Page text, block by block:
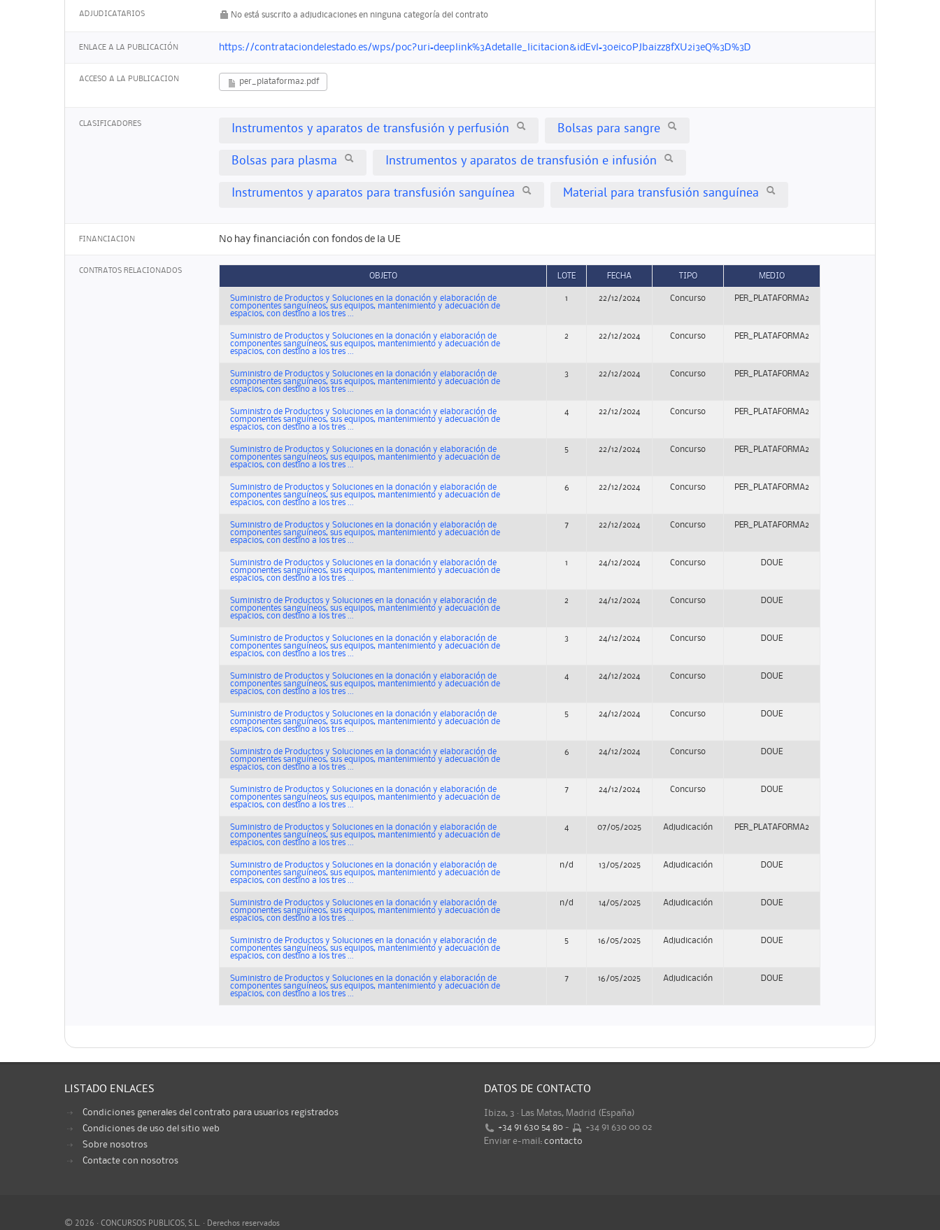
ADJUDICATARIOS No está suscrito a adjudicaciones en ninguna categoría del contrato
ENLACE A LA PUBLICACIÓN https://contrataciondelestado.es/wps/poc?uri=deeplink%3Adetalle_licitacion&idEvl=30eic0PJbaizz8fXU2i3eQ%3D%3D
ACCESO A LA PUBLICACION per_plataforma2.pdf
CLASIFICADORES Instrumentos y aparatos de transfusión y perfusión Bolsas para sangre
Bolsas para plasma Instrumentos y aparatos de transfusión e infusión
Instrumentos y aparatos para transfusión sanguínea Material para transfusión sanguínea
FINANCIACION No hay financiación con fondos de la UE
CONTRATOS RELACIONADOS
OBJETO LOTE FECHA TIPO MEDIO
Suministro de Productos y Soluciones en la donación y elaboración de
componentes sanguíneos, sus equipos, mantenimiento y adecuación de
espacios, con destino a los tres ...
1 22/12/2024 Concurso PER_PLATAFORMA2
Suministro de Productos y Soluciones en la donación y elaboración de
componentes sanguíneos, sus equipos, mantenimiento y adecuación de
espacios, con destino a los tres ...
2 22/12/2024 Concurso PER_PLATAFORMA2
Suministro de Productos y Soluciones en la donación y elaboración de
componentes sanguíneos, sus equipos, mantenimiento y adecuación de
espacios, con destino a los tres ...
3 22/12/2024 Concurso PER_PLATAFORMA2
Suministro de Productos y Soluciones en la donación y elaboración de
componentes sanguíneos, sus equipos, mantenimiento y adecuación de
espacios, con destino a los tres ...
4 22/12/2024 Concurso PER_PLATAFORMA2
Suministro de Productos y Soluciones en la donación y elaboración de
componentes sanguíneos, sus equipos, mantenimiento y adecuación de
espacios, con destino a los tres ...
5 22/12/2024 Concurso PER_PLATAFORMA2
Suministro de Productos y Soluciones en la donación y elaboración de
componentes sanguíneos, sus equipos, mantenimiento y adecuación de
espacios, con destino a los tres ...
6 22/12/2024 Concurso PER_PLATAFORMA2
Suministro de Productos y Soluciones en la donación y elaboración de
componentes sanguíneos, sus equipos, mantenimiento y adecuación de
espacios, con destino a los tres ...
7 22/12/2024 Concurso PER_PLATAFORMA2
Suministro de Productos y Soluciones en la donación y elaboración de
componentes sanguíneos, sus equipos, mantenimiento y adecuación de
espacios, con destino a los tres ...
1 24/12/2024 Concurso DOUE
Suministro de Productos y Soluciones en la donación y elaboración de
componentes sanguíneos, sus equipos, mantenimiento y adecuación de
espacios, con destino a los tres ...
2 24/12/2024 Concurso DOUE
Suministro de Productos y Soluciones en la donación y elaboración de
componentes sanguíneos, sus equipos, mantenimiento y adecuación de
espacios, con destino a los tres ...
3 24/12/2024 Concurso DOUE
Suministro de Productos y Soluciones en la donación y elaboración de
componentes sanguíneos, sus equipos, mantenimiento y adecuación de
espacios, con destino a los tres ...
4 24/12/2024 Concurso DOUE
Suministro de Productos y Soluciones en la donación y elaboración de
componentes sanguíneos, sus equipos, mantenimiento y adecuación de
espacios, con destino a los tres ...
5 24/12/2024 Concurso DOUE
Suministro de Productos y Soluciones en la donación y elaboración de
componentes sanguíneos, sus equipos, mantenimiento y adecuación de
espacios, con destino a los tres ...
6 24/12/2024 Concurso DOUE
Suministro de Productos y Soluciones en la donación y elaboración de
componentes sanguíneos, sus equipos, mantenimiento y adecuación de
espacios, con destino a los tres ...
7 24/12/2024 Concurso DOUE
Suministro de Productos y Soluciones en la donación y elaboración de
componentes sanguíneos, sus equipos, mantenimiento y adecuación de
espacios, con destino a los tres ...
4 07/05/2025 Adjudicación PER_PLATAFORMA2
Suministro de Productos y Soluciones en la donación y elaboración de
componentes sanguíneos, sus equipos, mantenimiento y adecuación de
espacios, con destino a los tres ...
n/d 13/05/2025 Adjudicación DOUE
Suministro de Productos y Soluciones en la donación y elaboración de
componentes sanguíneos, sus equipos, mantenimiento y adecuación de
espacios, con destino a los tres ...
n/d 14/05/2025 Adjudicación DOUE
Suministro de Productos y Soluciones en la donación y elaboración de
componentes sanguíneos, sus equipos, mantenimiento y adecuación de
espacios, con destino a los tres ...
5 16/05/2025 Adjudicación DOUE
Suministro de Productos y Soluciones en la donación y elaboración de
componentes sanguíneos, sus equipos, mantenimiento y adecuación de
espacios, con destino a los tres ...
7 16/05/2025 Adjudicación DOUE
LISTADO ENLACES
Condiciones generales del contrato para usuarios registrados
Condiciones de uso del sitio web
Sobre nosotros
Contacte con nosotros
DATOS DE CONTACTO
Ibiza, 3 · Las Matas, Madrid (España)
+34 91 630 54 80 -
+34 91 630 00 02
Enviar e-mail: contacto
© 2026 · CONCURSOS PUBLICOS, S.L. · Derechos reservados